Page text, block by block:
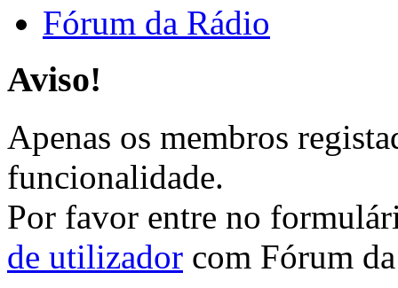
Fórum da Rádio
Aviso!
Apenas os membros
funcionalidade.
Por favor entre no
de utilizador com Fórum